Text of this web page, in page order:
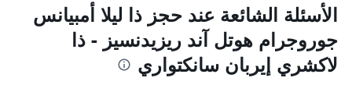
الأسئلة الشائعة عند حجز ذا ليلا أمبيانس
جوروجرام هوتل آند ريزيدنسيز - ذا
لاكشري إيربان سانكتواري